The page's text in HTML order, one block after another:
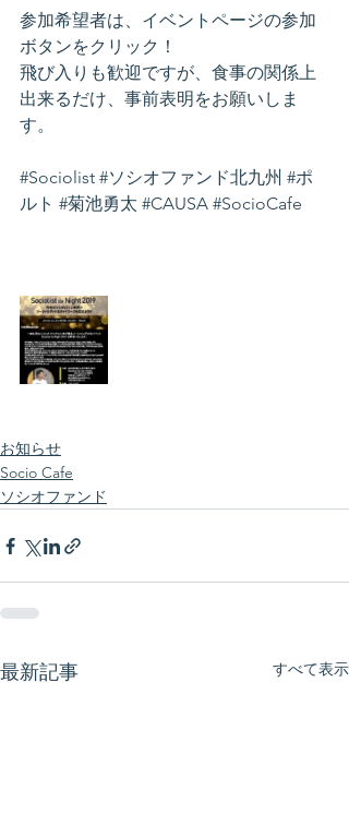
参加希望者は、イベントページの参加
ボタンをクリック！
飛び入りも歓迎ですが、食事の関係上
出来るだけ、事前表明をお願いしま
す。
#Sociolist #ソシオファンド北九州 #ポ
ルト #菊池勇太 #CAUSA #SocioCafe
お知らせ
Socio Cafe
ソシオファンド
最新記事 すべて表示